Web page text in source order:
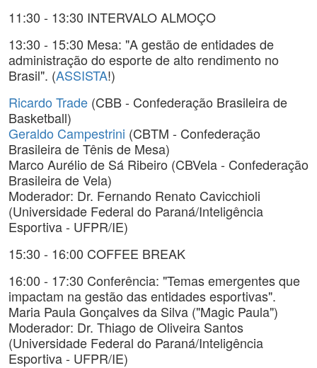
11:30 - 13:30 INTERVALO ALMOÇO
13:30 - 15:30 Mesa: "A gestão de entidades de
administração do esporte de alto rendimento no
Brasil". (ASSISTA!)
Ricardo Trade (CBB - Confederação Brasileira de
Basketball)
Geraldo Campestrini (CBTM - Confederação
Brasileira de Tênis de Mesa)
Marco Aurélio de Sá Ribeiro (CBVela - Confederação
Brasileira de Vela)
Moderador: Dr. Fernando Renato Cavicchioli
(Universidade Federal do Paraná/Inteligência
Esportiva - UFPR/IE)
15:30 - 16:00 COFFEE BREAK
16:00 - 17:30 Conferência: "Temas emergentes que
impactam na gestão das entidades esportivas".
Maria Paula Gonçalves da Silva ("Magic Paula")
Moderador: Dr. Thiago de Oliveira Santos
(Universidade Federal do Paraná/Inteligência
Esportiva - UFPR/IE)